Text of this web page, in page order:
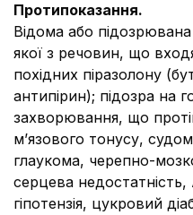
Протипоказання.
Відома або підозрювана
якої з речовин, що
похідних піразолону
антипірин); підозра на
захворювання, що
м’язового тонусу,
глаукома, черепно-
серцева
гіпотензія, цукровий